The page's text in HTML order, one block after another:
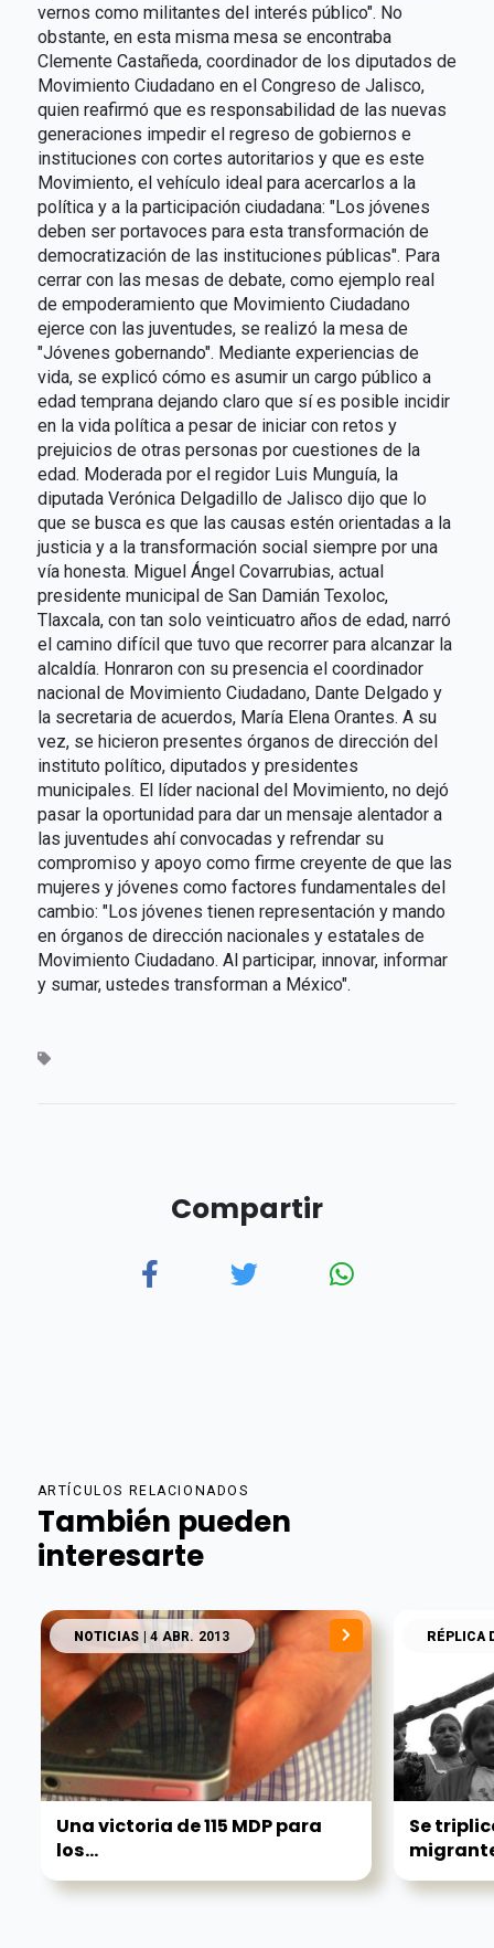
vernos como militantes del interés público". No
obstante, en esta misma mesa se encontraba
Clemente Castañeda, coordinador de los diputados de
Movimiento Ciudadano en el Congreso de Jalisco,
quien reafirmó que es responsabilidad de las nuevas
generaciones impedir el regreso de gobiernos e
instituciones con cortes autoritarios y que es este
Movimiento, el vehículo ideal para acercarlos a la
política y a la participación ciudadana: "Los jóvenes
deben ser portavoces para esta transformación de
democratización de las instituciones públicas". Para
cerrar con las mesas de debate, como ejemplo real
de empoderamiento que Movimiento Ciudadano
ejerce con las juventudes, se realizó la mesa de
"Jóvenes gobernando". Mediante experiencias de
vida, se explicó cómo es asumir un cargo público a
edad temprana dejando claro que sí es posible incidir
en la vida política a pesar de iniciar con retos y
prejuicios de otras personas por cuestiones de la
edad. Moderada por el regidor Luis Munguía, la
diputada Verónica Delgadillo de Jalisco dijo que lo
que se busca es que las causas estén orientadas a la
justicia y a la transformación social siempre por una
vía honesta. Miguel Ángel Covarrubias, actual
presidente municipal de San Damián Texoloc,
Tlaxcala, con tan solo veinticuatro años de edad, narró
el camino difícil que tuvo que recorrer para alcanzar la
alcaldía. Honraron con su presencia el coordinador
nacional de Movimiento Ciudadano, Dante Delgado y
la secretaria de acuerdos, María Elena Orantes. A su
vez, se hicieron presentes órganos de dirección del
instituto político, diputados y presidentes
municipales. El líder nacional del Movimiento, no dejó
pasar la oportunidad para dar un mensaje alentador a
las juventudes ahí convocadas y refrendar su
compromiso y apoyo como firme creyente de que las
mujeres y jóvenes como factores fundamentales del
cambio: "Los jóvenes tienen representación y mando
en órganos de dirección nacionales y estatales de
Movimiento Ciudadano. Al participar, innovar, informar
y sumar, ustedes transforman a México".
Compartir
ARTÍCULOS RELACIONADOS
También pueden
interesarte
NOTICIAS | 4 ABR. 2013
Una victoria de 115 MDP para
los...
RÉPLICA
Se